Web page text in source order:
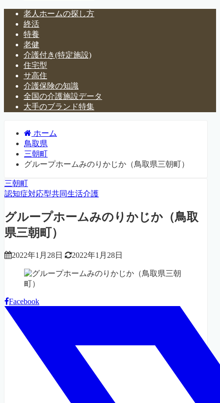
老人ホームの探し方
終活
特養
老健
介護付き(特定施設)
住宅型
サ高住
介護保険の知識
全国の介護施設データ
大手のブランド特集
ホーム
鳥取県
三朝町
グループホームみのりかじか（鳥取県三朝町）
三朝町
認知症対応型共同生活介護
グループホームみのりかじか（鳥取
県三朝町）
2022年1月28日 2022年1月28日
Facebook